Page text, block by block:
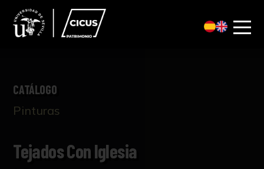
CATÁLOGO
Pinturas
Tejados Con Iglesia